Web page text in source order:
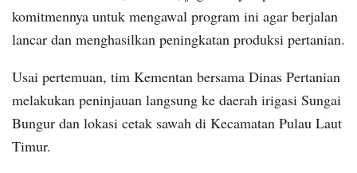
komitmennya untuk mengawal program ini agar berjalan
lancar dan menghasilkan peningkatan produksi pertanian.
Usai pertemuan, tim Kementan bersama Dinas Pertanian
melakukan peninjauan langsung ke daerah irigasi Sungai
Bungur dan lokasi cetak sawah di Kecamatan Pulau Laut
Timur.